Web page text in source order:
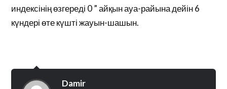
индексінің өзгереді 0 ” айқын ауа-райына дейін 6
күндері өте күшті жауын-шашын.
Damir